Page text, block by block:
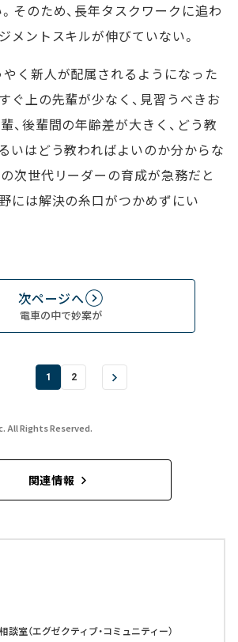
そのため、長年タスクワークに追わ
メントスキルが伸びていない。
く新人が配属されるようになった
ぐ上の先輩が少なく、見習うべきお
、後輩間の年齢差が大きく、どう教
いはどう教わればよいのか分からな
次世代リーダーの育成が急務だと
には解決の糸口がつかめずにい
次ページへ
電車の中で妙案が
1 2
All Rights Reserved.
関連情報
室（エグゼクティブ・コミュニティー）